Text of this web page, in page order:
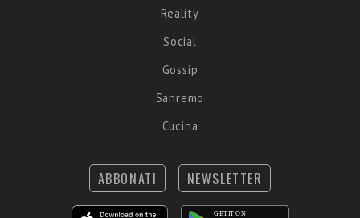
Reality
Social
Gossip
Sanremo
Cucina
ABBONATI NEWSLETTER